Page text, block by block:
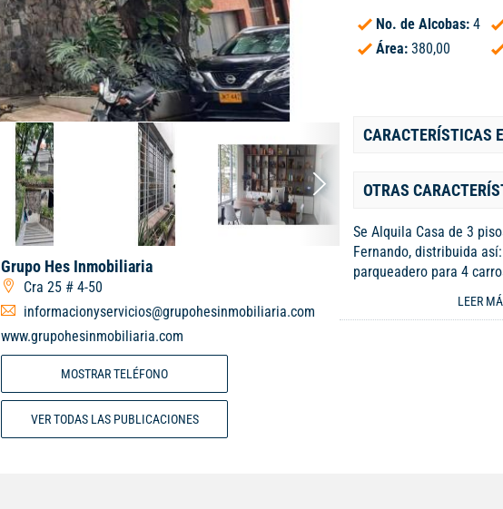
Grupo Hes Inmobiliaria
Cra 25 # 4-50
informacionyservicios@grupohesinmobiliaria.com
www.grupohesinmobiliaria.com
MOSTRAR TELÉFONO
VER TODAS LAS PUBLICACIONES
No. de Alcobas: 4
Área: 380,00
CARACTERÍSTICAS
OTRAS
Se Alquila Casa de 3
Fernando, distribuida
parqueadero para 4
comedor, estudio, 1
jardín interno, cocina
LEER